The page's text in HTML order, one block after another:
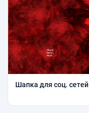
Шапка для соц. сетей